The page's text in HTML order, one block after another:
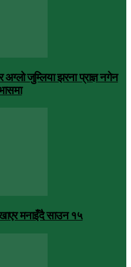
जुम्लिया झरना प्राज्ञ नगेन
मनाइँदै साउन १५